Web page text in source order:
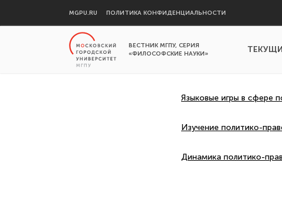
MGPU.RU ПОЛИТИКА КОНФИДЕНЦИАЛЬНОСТИ
ВЕСТНИК МГПУ, СЕРИЯ
«ФИЛОСОФСКИЕ НАУКИ»
Языковые игры в сфере
Изучение политико-
Динамика политико-